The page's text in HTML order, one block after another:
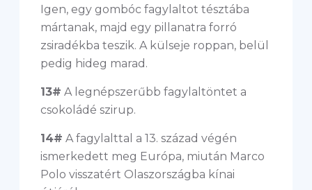
Igen, egy gombóc fagylaltot tésztába
mártanak, majd egy pillanatra forró
zsiradékba teszik. A külseje roppan, belül
pedig hideg marad.
13# A legnépszerűbb fagylaltöntet a
csokoládé szirup.
14# A fagylalttal a 13. század végén
ismerkedett meg Európa, miután Marco
Polo visszatért Olaszországba kínai